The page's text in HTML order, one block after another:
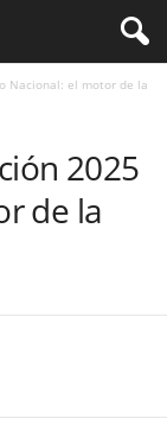
Nacional: el motor de la
2025
de la